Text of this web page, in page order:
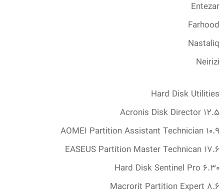
Entezar
Farhood
Nastaliq
Neirizi
Hard Disk Utilities
Acronis Disk Director 12.‎5
AOMEI Partition Assistant Technician 10.‎9
EASEUS Partition Master Technican 17.‎6
Hard Disk Sentinel Pro 6.‎30
Macrorit Partition Expert 8.‎6